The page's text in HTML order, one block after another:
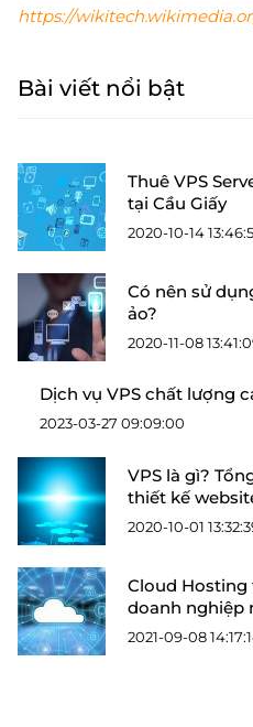
https://
Bài viết nổi bật
Thuê VPS
tại Cầu Giấy
2020-10-14
Có nên sử
ảo?
2020-11-08
Dịch vụ VPS chất lượng
2023-03-27 09:09:00
VPS là gì?
thiết kế
2020-10-01
Cloud
doanh nghiệp
2021-09-08